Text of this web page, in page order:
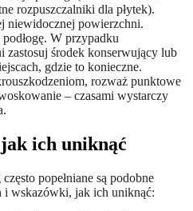
rozpuszczalniki dla płytek).
niewidocznej powierzchni.
W przypadku
zastosuj środek konserwujący lub
gdzie to konieczne.
rozważ punktowe
– czasami wystarczy
jak ich uniknąć
popełniane są podobne
i wskazówki, jak ich uniknąć: